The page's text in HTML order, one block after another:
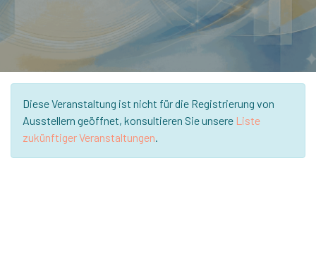
Diese Veranstaltung ist nicht für die Registrierung von
Ausstellern geöffnet, konsultieren Sie unsere Liste
zukünftiger Veranstaltungen.